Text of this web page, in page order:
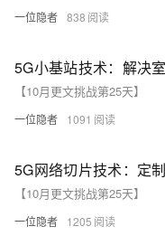
一位隐者 838
5G小基站技术：解决
【10月更文挑战第25天】
一位隐者 1091
5G网络切片技术：定
【10月更文挑战第25天】
一位隐者 1205